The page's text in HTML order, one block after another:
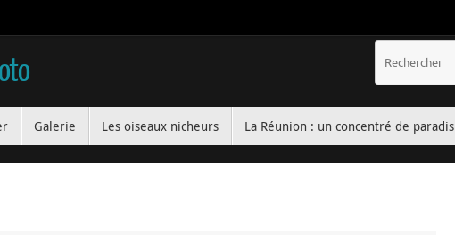
Galerie Les oiseaux nicheurs La Réunion : un concentré de paradis